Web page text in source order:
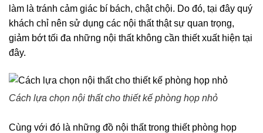
làm là tránh cảm giác bí bách, chật chội. Do đó, tại đây quý
khách chỉ nên sử dụng các nội thất thật sự quan trọng,
giảm bớt tối đa những nội thất không cần thiết xuất hiện tại
đây.
Cách lựa chọn nội thất cho thiết kế phòng họp nhỏ
Cùng với đó là những đồ nội thất trong thiết phòng họp